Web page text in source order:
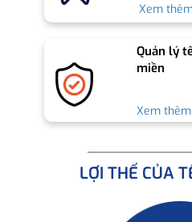
Xem
Quản lý
miền
Xem
LỢI THẾ CỦA